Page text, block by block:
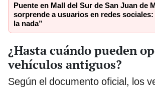
Puente en Mall del Sur de San Juan de
sorprende a usuarios en redes
la nada”
¿Hasta cuándo pueden
vehículos antiguos?
Según el documento oficial, los